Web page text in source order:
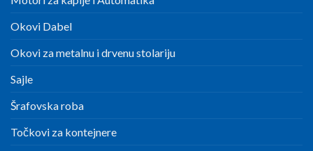
Okovi Dabel
Okovi za metalnu i drvenu stolariju
Sajle
Šrafovska roba
Točkovi za kontejnere